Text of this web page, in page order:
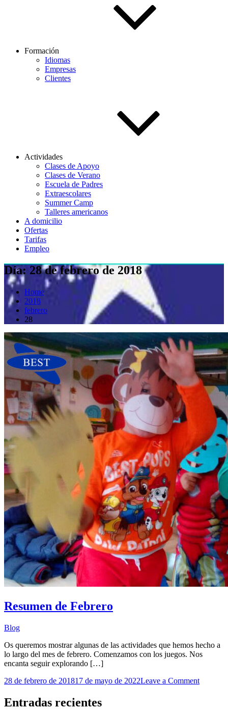
Formación
Idiomas
Empresas
Clientes
Actividades
Clases de Apoyo
Clases de Verano
Escuela de Padres
Extraescolares
Summer Camp
Talleres americanos
A domicilio
Ofertas
Tarifas
Empleo
Día: 28 de febrero de 2018
Home
2018
febrero
28
Resumen de Febrero
Blog
Os queremos mostrar algunas de las actividades que hemos hecho a
lo largo del mes de febrero. Comenzamos con los juegos. Nos
encanta seguir explorando […]
28 de febrero de 201817 de mayo de 2022Leave a Commenton
Entradas recientes